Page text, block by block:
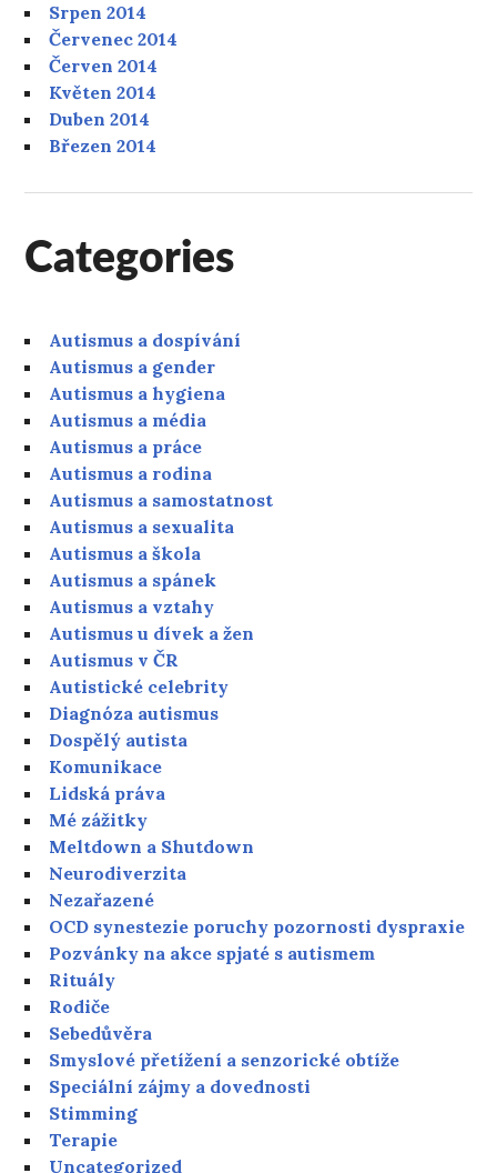
Srpen 2014
Červenec 2014
Červen 2014
Květen 2014
Duben 2014
Březen 2014
Categories
Autismus a dospívání
Autismus a gender
Autismus a hygiena
Autismus a média
Autismus a práce
Autismus a rodina
Autismus a samostatnost
Autismus a sexualita
Autismus a škola
Autismus a spánek
Autismus a vztahy
Autismus u dívek a žen
Autismus v ČR
Autistické celebrity
Diagnóza autismus
Dospělý autista
Komunikace
Lidská práva
Mé zážitky
Meltdown a Shutdown
Neurodiverzita
Nezařazené
OCD synestezie poruchy pozornosti dyspraxie
Pozvánky na akce spjaté s autismem
Rituály
Rodiče
Sebedůvěra
Smyslové přetížení a senzorické obtíže
Speciální zájmy a dovednosti
Stimming
Terapie
Uncategorized